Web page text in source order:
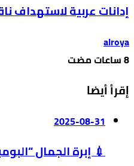
إدانات عربية لاستهداف
alroya
إقرأ أيضا
2025-08-31
💉 إبرة الجمال